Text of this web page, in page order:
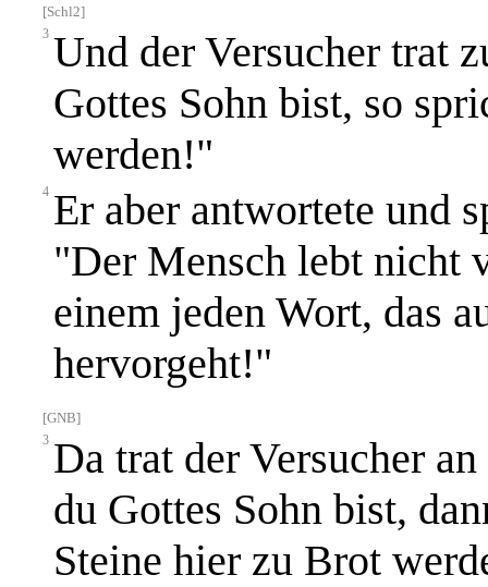
[Schl2]
3 Und der Versucher trat
Gottes Sohn bist, so
werden!"
4 Er aber antwortete und
"Der Mensch lebt nicht
einem jeden Wort, das
hervorgeht!"
[GNB]
3 Da trat der Versucher
du Gottes Sohn bist,
Steine hier zu Brot